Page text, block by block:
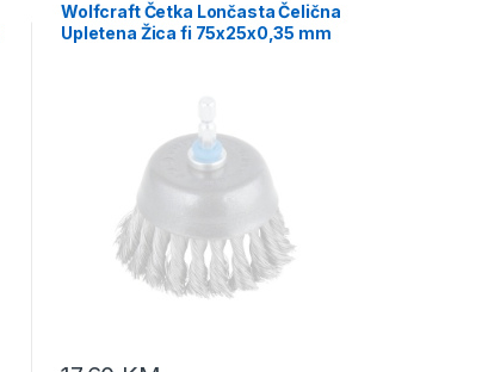
Wolfcraft Četka Lončasta Čelična
Upletena Žica fi 75x25x0,35 mm